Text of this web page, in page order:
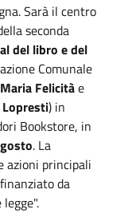
Sarà il centro
seconda
del libro e del
Comunale
Felicitàe
Lopresti) in
Bookstore, in
. La
azioni principali
da